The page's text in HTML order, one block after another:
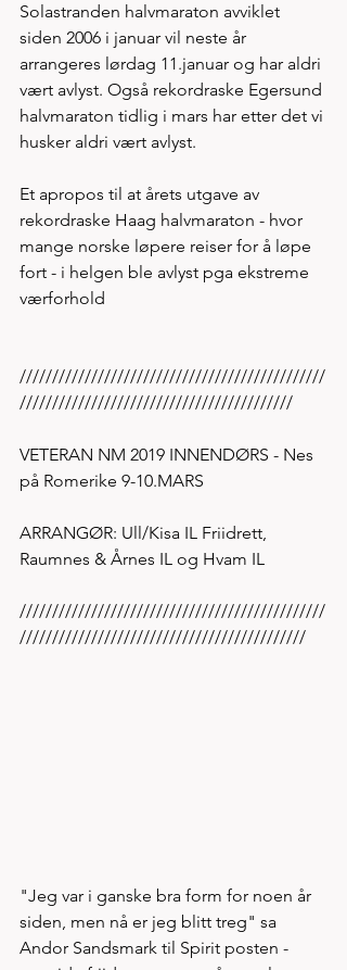
Solastranden halvmaraton avviklet
siden 2006 i januar vil neste år
arrangeres lørdag 11.januar og har aldri
vært avlyst. Også rekordraske Egersund
halvmaraton tidlig i mars har etter det vi
husker aldri vært avlyst.
Et apropos til at årets utgave av
rekordraske Haag halvmaraton - hvor
mange norske løpere reiser for å løpe
fort - i helgen ble avlyst pga ekstreme
værforhold
///////////////////////////////////////////////
//////////////////////////////////////////
VETERAN NM 2019 INNENDØRS - Nes
på Romerike 9-10.MARS
ARRANGØR: Ull/Kisa IL Friidrett,
Raumnes & Årnes IL og Hvam IL
///////////////////////////////////////////////
////////////////////////////////////////////
"Jeg var i ganske bra form for noen år
siden, men nå er jeg blitt treg" sa
Andor Sandsmark til Spirit posten -